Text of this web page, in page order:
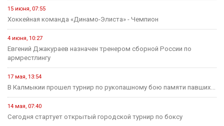
15 июня, 07:55
Хоккейная команда «Динамо-Элиста» - Чемпион
4 июня, 10:27
Евгений Джакураев назначен тренером сборной России по
армрестлингу
17 мая, 13:54
В Калмыкии прошел турнир по рукопашному бою памяти павших...
14 мая, 07:40
Сегодня стартует открытый городской турнир по боксу